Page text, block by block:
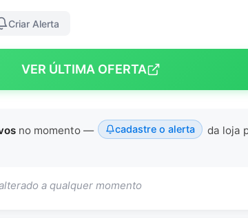
Criar Alerta
VER ÚLTIMA OFERTA
no momento — cadastre o alerta
da loja
a qualquer momento